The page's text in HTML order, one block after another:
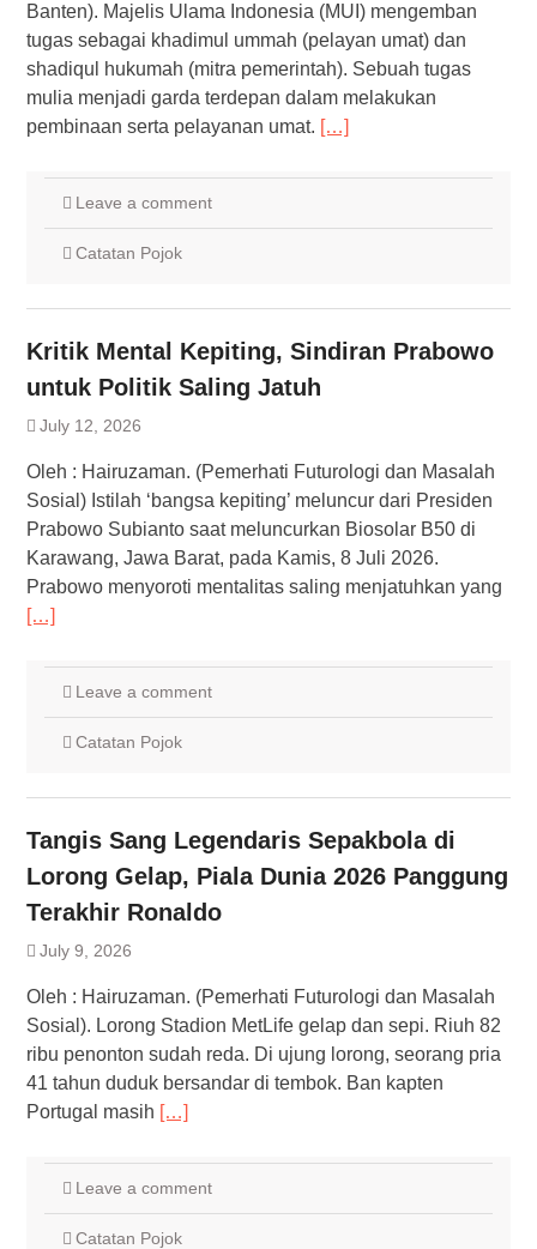
Banten). Majelis Ulama Indonesia (MUI) mengemban
tugas sebagai khadimul ummah (pelayan umat) dan
shadiqul hukumah (mitra pemerintah). Sebuah tugas
mulia menjadi garda terdepan dalam melakukan
pembinaan serta pelayanan umat. […]
Leave a comment
Catatan Pojok
Kritik Mental Kepiting, Sindiran Prabowo
untuk Politik Saling Jatuh
July 12, 2026
Oleh : Hairuzaman. (Pemerhati Futurologi dan Masalah
Sosial) Istilah ‘bangsa kepiting’ meluncur dari Presiden
Prabowo Subianto saat meluncurkan Biosolar B50 di
Karawang, Jawa Barat, pada Kamis, 8 Juli 2026.
Prabowo menyoroti mentalitas saling menjatuhkan yang
[…]
Leave a comment
Catatan Pojok
Tangis Sang Legendaris Sepakbola di
Lorong Gelap, Piala Dunia 2026 Panggung
Terakhir Ronaldo
July 9, 2026
Oleh : Hairuzaman. (Pemerhati Futurologi dan Masalah
Sosial). Lorong Stadion MetLife gelap dan sepi. Riuh 82
ribu penonton sudah reda. Di ujung lorong, seorang pria
41 tahun duduk bersandar di tembok. Ban kapten
Portugal masih […]
Leave a comment
Catatan Pojok